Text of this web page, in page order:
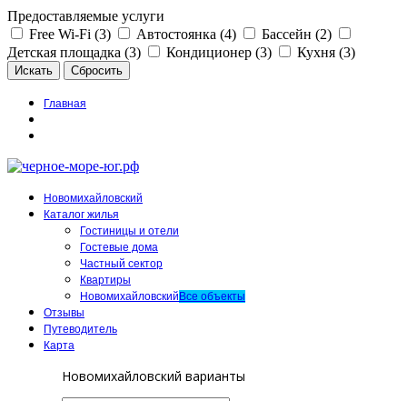
Предоставляемые услуги
Free Wi-Fi (3)
Автостоянка (4)
Бассейн (2)
Детская площадка (3)
Кондиционер (3) Кухня (3)
Главная
Новомихайловский
Каталог жилья
Гостиницы и отели
Гостевые дома
Частный сектор
Квартиры
Новомихайловский Все объекты
Отзывы
Путеводитель
Карта
Новомихайловский варианты